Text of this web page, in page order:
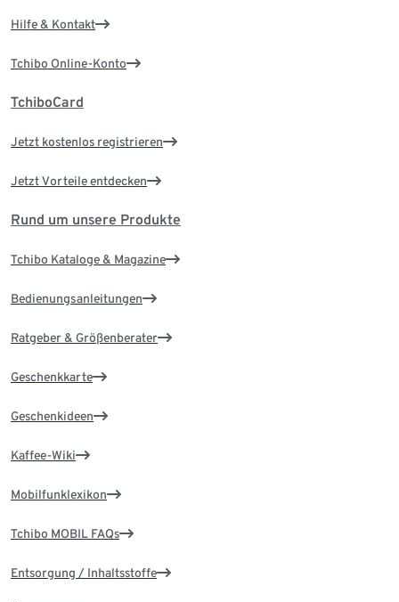
Hilfe & Kontakt
Tchibo Online-Konto
TchiboCard
Jetzt kostenlos registrieren
Jetzt Vorteile entdecken
Rund um unsere Produkte
Tchibo Kataloge & Magazine
Bedienungsanleitungen
Ratgeber & Größenberater
Geschenkkarte
Geschenkideen
Kaffee-Wiki
Mobilfunklexikon
Tchibo MOBIL FAQs
Entsorgung / Inhaltsstoffe